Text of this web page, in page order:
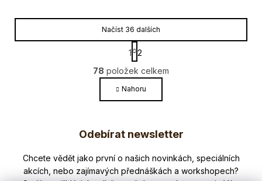
O
v
l
á
a
c
í
p
Načíst 36 dalších
S
t
r
á
n
k
á
í
1
2
78 položek celkem
Nahoru
Odebírat newsletter
Nezmeškejte žádné novinky či slevy!